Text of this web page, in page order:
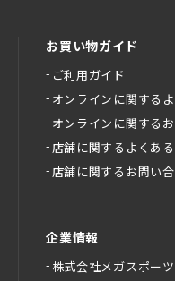
お買い物ガイド
ご利用ガイド
オンラインに関する
オンラインに関する
店舗に関するよくあ
店舗に関するお問い
企業情報
株式会社メガスポーツ